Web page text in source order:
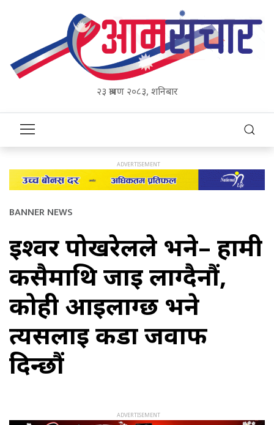
२३ श्रावण २०८३, शनिबार
BANNER NEWS
ईश्वर पोखरेलले भने– हामी
कसैमाथि जाइ लाग्दैनौं,
कोही आइलाग्छ भने
त्यसलाई कडा जवाफ
दिन्छौं